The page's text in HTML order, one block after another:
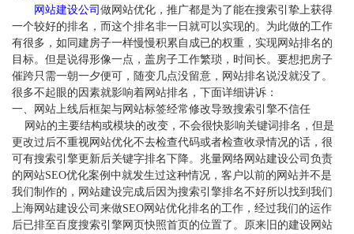
网站建设公司 做网站优化，推广都是为了能在搜索引挚上获得
一个较好的排名，而这个排名非一日就可以实现的。为此做的工作
有很多，如同建房子一样慢慢积累自成已的权重，实现网站排名的
目标。但是说得形像一点，盖房子工作繁琐，时间长。要想把房子
催跨只需一朝一夕便可，随变几点没留意，网站排名说没就没了。
很多不起眼的因素就影响着网站排名，下面详细讲诉：
一、网站上线后框架与网站标签经常修改导致搜索引擎不信任
网站的主要结构或模块的改变，不会很快影响关键词排名，但是
更改过后不重视网站优化不去检查代码或者检查收录情况的话，很
可有搜索引擎更新后关键字排名下降。兆量网络网站建设公司负责
的网站SEO优化案例中就发生过这种情况，客户以前的网站并不是
我们制作的，网站建设完成后因为搜索引擎排名不好所以找到我们
上海网站建设公司来做SEO网站优化排名的工作，经过我们的运作
后已排至百度搜索引擎网页快照首页的位置了。原来旧的建设网站